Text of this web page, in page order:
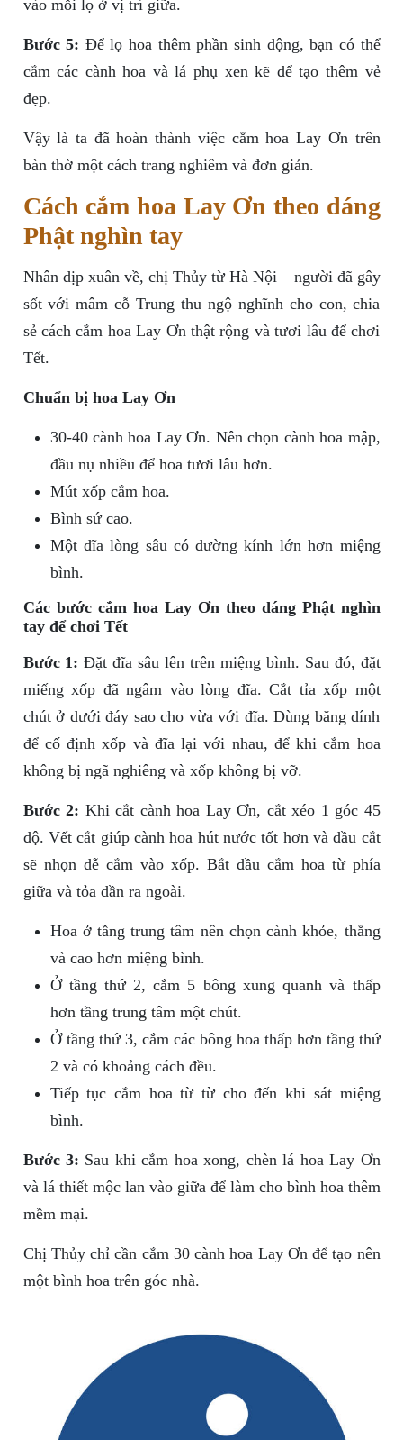
vào mỗi lọ ở vị trí giữa.
Bước 5: Để lọ hoa thêm phần sinh động, bạn có thể
cắm các cành hoa và lá phụ xen kẽ để tạo thêm vẻ
đẹp.
Vậy là ta đã hoàn thành việc cắm hoa Lay Ơn trên
bàn thờ một cách trang nghiêm và đơn giản.
Cách cắm hoa Lay Ơn theo dáng
Phật nghìn tay
Nhân dịp xuân về, chị Thủy từ Hà Nội – người đã gây
sốt với mâm cỗ Trung thu ngộ nghĩnh cho con, chia
sẻ cách cắm hoa Lay Ơn thật rộng và tươi lâu để chơi
Tết.
Chuẩn bị hoa Lay Ơn
30-40 cành hoa Lay Ơn. Nên chọn cành hoa mập,
đầu nụ nhiều để hoa tươi lâu hơn.
Mút xốp cắm hoa.
Bình sứ cao.
Một đĩa lòng sâu có đường kính lớn hơn miệng
bình.
Các bước cắm hoa Lay Ơn theo dáng Phật nghìn
tay để chơi Tết
Bước 1: Đặt đĩa sâu lên trên miệng bình. Sau đó, đặt
miếng xốp đã ngâm vào lòng đĩa. Cắt tỉa xốp một
chút ở dưới đáy sao cho vừa với đĩa. Dùng băng dính
để cố định xốp và đĩa lại với nhau, để khi cắm hoa
không bị ngã nghiêng và xốp không bị vỡ.
Bước 2: Khi cắt cành hoa Lay Ơn, cắt xéo 1 góc 45
độ. Vết cắt giúp cành hoa hút nước tốt hơn và đầu cắt
sẽ nhọn dễ cắm vào xốp. Bắt đầu cắm hoa từ phía
giữa và tỏa dần ra ngoài.
Hoa ở tầng trung tâm nên chọn cành khỏe, thẳng
và cao hơn miệng bình.
Ở tầng thứ 2, cắm 5 bông xung quanh và thấp
hơn tầng trung tâm một chút.
Ở tầng thứ 3, cắm các bông hoa thấp hơn tầng thứ
2 và có khoảng cách đều.
Tiếp tục cắm hoa từ từ cho đến khi sát miệng
bình.
Bước 3: Sau khi cắm hoa xong, chèn lá hoa Lay Ơn
và lá thiết mộc lan vào giữa để làm cho bình hoa thêm
mềm mại.
Chị Thủy chỉ cần cắm 30 cành hoa Lay Ơn để tạo nên
một bình hoa trên góc nhà.